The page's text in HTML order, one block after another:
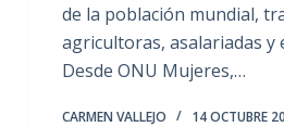
de la población mundial,
agricultoras, asalariadas y
Desde ONU Mujeres,…
CARMEN VALLEJO 14 OCTUBRE